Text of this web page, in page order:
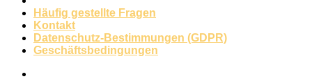
Häufig gestellte Fragen
Kontakt
Datenschutz-Bestimmungen (GDPR)
Geschäftsbedingungen